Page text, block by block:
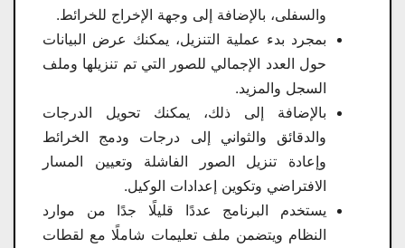
والسفلى، بالإضافة إلى وجهة الإخراج للخرائط.
بمجرد بدء عملية التنزيل، يمكنك عرض البيانات
حول العدد الإجمالي للصور التي تم تنزيلها وملف
السجل والمزيد.
بالإضافة إلى ذلك، يمكنك تحويل الدرجات
والدقائق والثواني إلى درجات ودمج الخرائط
وإعادة تنزيل الصور الفاشلة وتعيين المسار
الافتراضي وتكوين إعدادات الوكيل.
يستخدم البرنامج عددًا قليلًا جدًا من موارد
النظام ويتضمن ملف تعليمات شاملًا مع لقطات